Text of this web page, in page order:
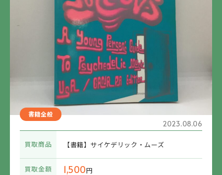
書籍全般
2023.08.06
買取商品 【書籍】サイケデリック・ムーズ
買取金額 1,500円